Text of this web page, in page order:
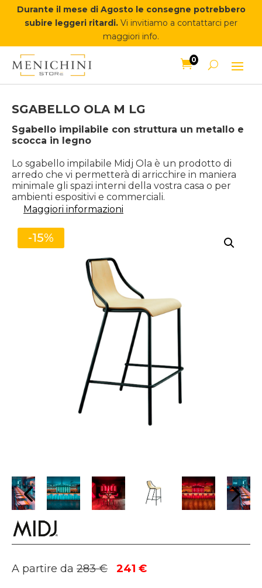
Durante il mese di Agosto le consegne potrebbero
subire leggeri ritardi. Vi invitiamo a contattarci per
maggiori info.
0
SGABELLO OLA M LG
Sgabello impilabile con struttura un metallo e
scocca in legno
Lo sgabello impilabile Midj Ola è un prodotto di
arredo che vi permetterà di arricchire in maniera
minimale gli spazi interni della vostra casa o per
ambienti espositivi e commerciali.
Maggiori informazioni
-15%
A partire da 283€
Il241 €Il